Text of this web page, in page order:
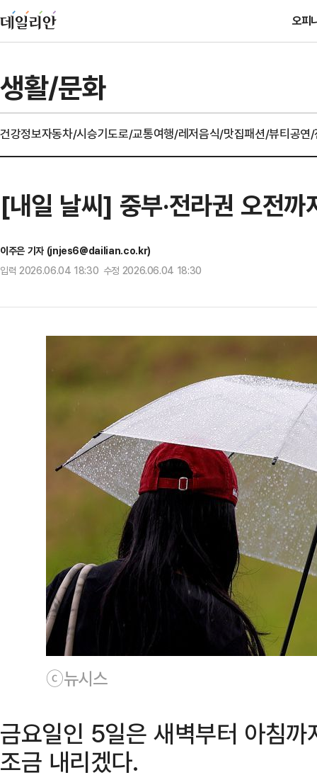
오피
생활/문화
건강정보자동차/시승기도로/교통여행/레저음식/맛집패션/뷰티공연
[내일 날씨] 중부·전라권 오전
이주은 기자 (jnjes6@dailian.co.kr)
입력 2026.06.04 18:30 수정 2026.06.04 18:30
ⓒ뉴시스
금요일인 5일은 새벽부터 아침
조금 내리겠다.